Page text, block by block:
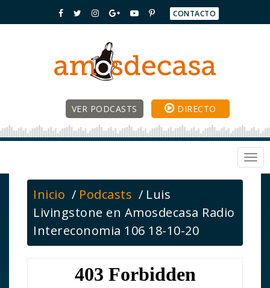
CONTACTO
DIRECTO
VER PODCASTS
Inicio Podcasts
Luis
Livingstone en Amosdecasa Radio
Intereconomia 106 18-10-20